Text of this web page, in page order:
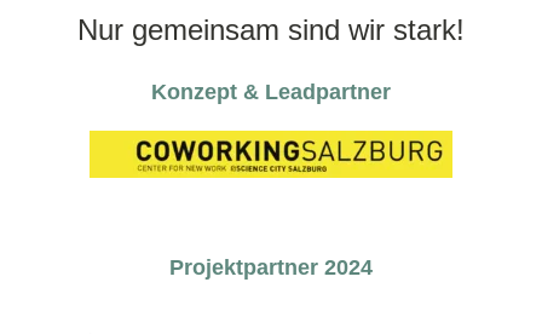
Nur gemeinsam sind wir stark!
Konzept & Leadpartner
Projektpartner 2024